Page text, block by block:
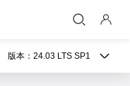
版本： 24.03 LTS SP1